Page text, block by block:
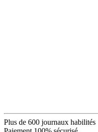
Plus de 600 journaux habilités